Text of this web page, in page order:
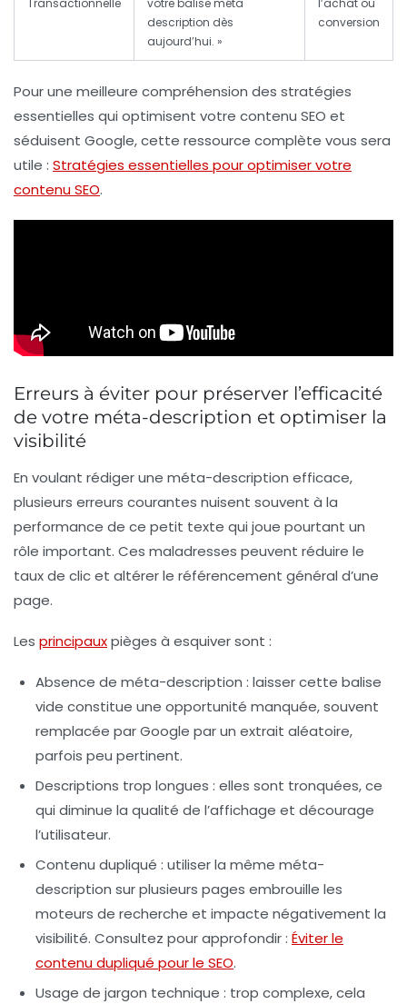
Transactionnelle
votre balise méta
description dès
aujourd’hui. »
l’achat ou
conversion
Pour une meilleure compréhension des stratégies
essentielles qui optimisent votre contenu SEO et
séduisent Google, cette ressource complète vous sera
utile : Stratégies essentielles pour optimiser votre
contenu SEO.
Erreurs à éviter pour préserver l’efficacité
de votre méta-description et optimiser la
visibilité
En voulant rédiger une méta-description efficace,
plusieurs erreurs courantes nuisent souvent à la
performance de ce petit texte qui joue pourtant un
rôle important. Ces maladresses peuvent réduire le
taux de clic et altérer le référencement général d’une
page.
Les principauxpièges à esquiver sont :
Absence de méta-description : laisser cette balise
vide constitue une opportunité manquée, souvent
remplacée par Google par un extrait aléatoire,
parfois peu pertinent.
Descriptions trop longues : elles sont tronquées, ce
qui diminue la qualité de l’affichage et décourage
l’utilisateur.
Contenu dupliqué : utiliser la même méta-
description sur plusieurs pages embrouille les
moteurs de recherche et impacte négativement la
visibilité. Consultez pour approfondir : Éviter le
contenu dupliqué pour le SEO.
Usage de jargon technique : trop complexe, cela